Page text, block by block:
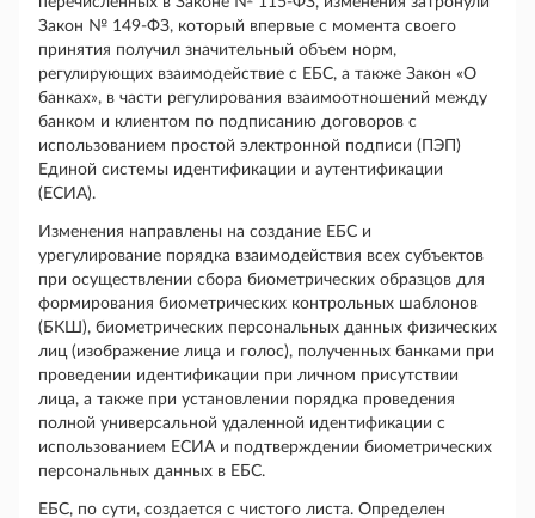
Закон № 149-ФЗ, который впервые с момента своего
принятия получил значительный объем норм,
регулирующих взаимодействие с ЕБС, а также Закон «О
банках», в части регулирования взаимоотношений между
банком и клиентом по подписанию договоров с
использованием простой электронной подписи (ПЭП)
Единой системы идентификации и аутентификации
(ЕСИА).
Изменения направлены на создание ЕБС и
урегулирование порядка взаимодействия всех субъектов
при осуществлении сбора биометрических образцов для
формирования биометрических контрольных шаблонов
(БКШ), биометрических персональных данных физических
лиц (изображение лица и голос), полученных банками при
проведении идентификации при личном присутствии
лица, а также при установлении порядка проведения
полной универсальной удаленной идентификации с
использованием ЕСИА и подтверждении биометрических
персональных данных в ЕБС.
ЕБС, по сути, создается с чистого листа. Определен